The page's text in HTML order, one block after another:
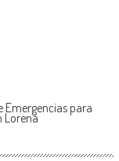
Emergencias para
Lorena